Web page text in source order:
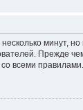
минут,
Прежде
всеми правилами.